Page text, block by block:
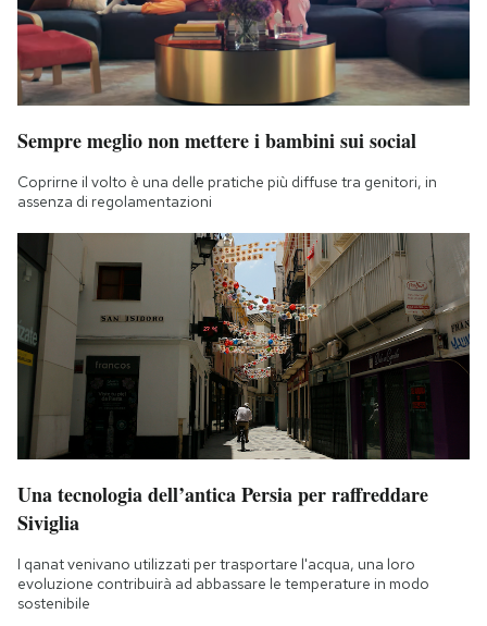
Sempre meglio non mettere i bambini sui social
Coprirne il volto è una delle pratiche più diffuse tra genitori, in
assenza di regolamentazioni
Una tecnologia dell’antica Persia per raffreddare
Siviglia
I qanat venivano utilizzati per trasportare l'acqua, una loro
evoluzione contribuirà ad abbassare le temperature in modo
sostenibile